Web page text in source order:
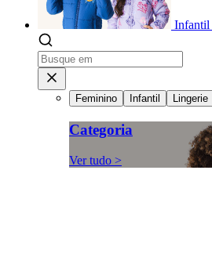
Infantil
Feminino Infantil Lingerie
Categoria
Ver tudo >